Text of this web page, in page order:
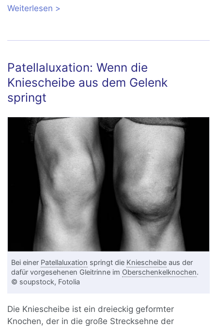
Weiterlesen über Hüftkopflösung: Abrutschen des
Patellaluxation: Wenn die
Kniescheibe aus dem Gelenk
springt
Bei einer Patellaluxation springt die Kniescheibe aus der
dafür vorgesehenen Gleitrinne im Oberschenkelknochen.
© soupstock, Fotolia
Die Kniescheibe ist ein dreieckig geformter
Knochen, der in die große Strecksehne der